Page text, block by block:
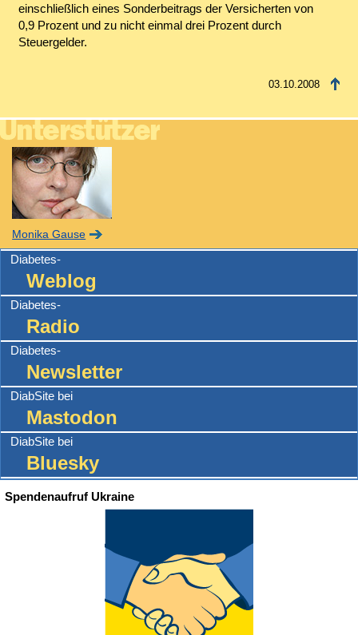
einschließlich eines Sonderbeitrags der Versicherten von
0,9 Prozent und zu nicht einmal drei Prozent durch
Steuergelder.
03.10.2008
Monika Gause
Diabetes-
Weblog
Diabetes-
Radio
Diabetes-
Newsletter
DiabSite bei
Mastodon
DiabSite bei
Bluesky
Spendenaufruf Ukraine